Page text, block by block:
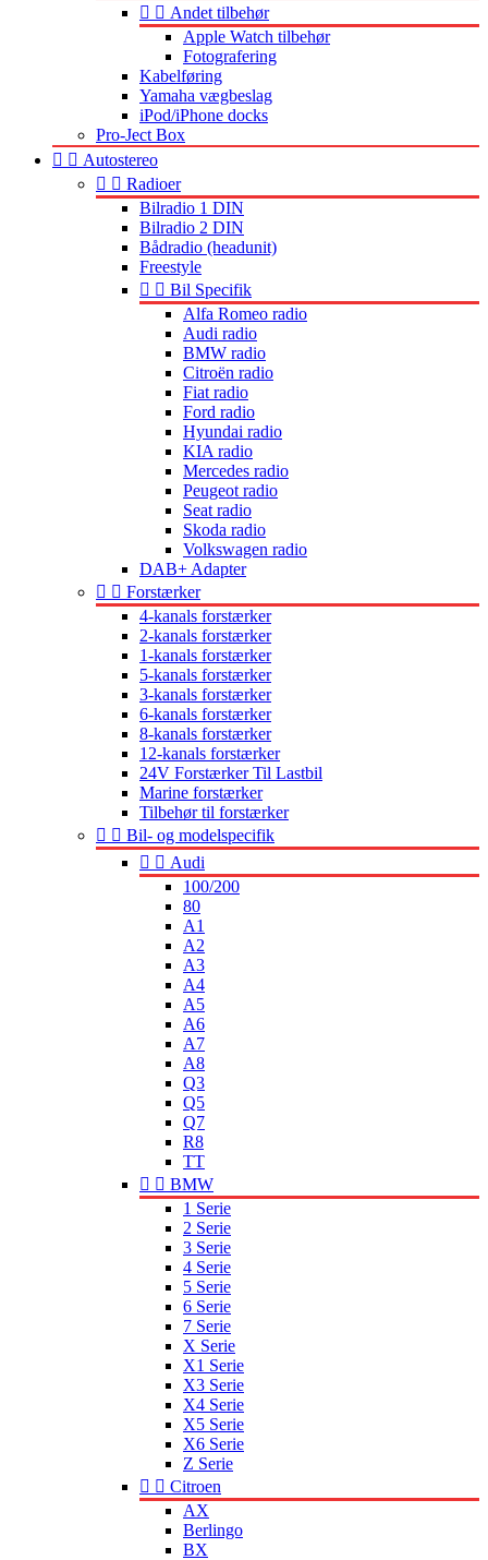
  Andet tilbehør
Apple Watch tilbehør
Fotografering
Kabelføring
Yamaha vægbeslag
iPod/iPhone docks
Pro-Ject Box
  Autostereo
  Radioer
Bilradio 1 DIN
Bilradio 2 DIN
Bådradio (headunit)
Freestyle
  Bil Specifik
Alfa Romeo radio
Audi radio
BMW radio
Citroën radio
Fiat radio
Ford radio
Hyundai radio
KIA radio
Mercedes radio
Peugeot radio
Seat radio
Skoda radio
Volkswagen radio
DAB+ Adapter
  Forstærker
4-kanals forstærker
2-kanals forstærker
1-kanals forstærker
5-kanals forstærker
3-kanals forstærker
6-kanals forstærker
8-kanals forstærker
12-kanals forstærker
24V Forstærker Til Lastbil
Marine forstærker
Tilbehør til forstærker
  Bil- og modelspecifik
  Audi
100/200
80
A1
A2
A3
A4
A5
A6
A7
A8
Q3
Q5
Q7
R8
TT
  BMW
1 Serie
2 Serie
3 Serie
4 Serie
5 Serie
6 Serie
7 Serie
X Serie
X1 Serie
X3 Serie
X4 Serie
X5 Serie
X6 Serie
Z Serie
  Citroen
AX
Berlingo
BX